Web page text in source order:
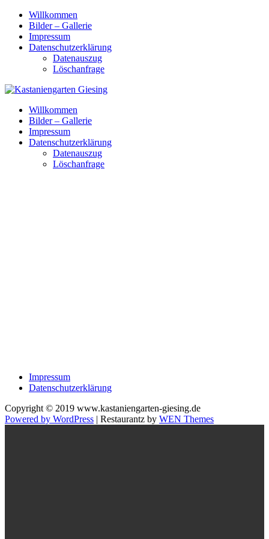
Skip
content
Willkommen
Bilder – Gallerie
Impressum
Datenschutzerklärung
Datenauszug
Löschanfrage
Willkommen
Bilder – Gallerie
Impressum
Datenschutzerklärung
Datenauszug
Löschanfrage
Impressum
Datenschutzerklärung
Copyright © 2019 www.kastaniengarten-giesing.de
Powered by WordPress | Restaurantz by WEN Themes